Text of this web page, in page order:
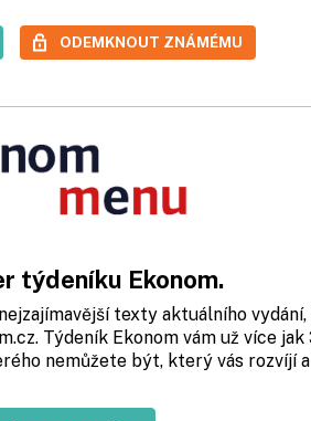
ODEMKNOUT ZNÁMÉMU
týdeníku Ekonom.
texty aktuálního
Týdeník Ekonom vám už více
nemůžete být, který vás rozvíjí